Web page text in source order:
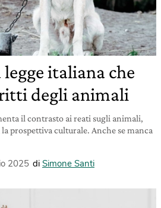
italiana che
degli animali
il contrasto ai reati sugli animali,
prospettiva culturale. Anche se manca
2025 di Simone Santi